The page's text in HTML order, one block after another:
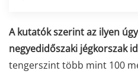
A kutatók szerint az ilyen
negyedidőszaki jégkorszak
tengerszint több mint 100